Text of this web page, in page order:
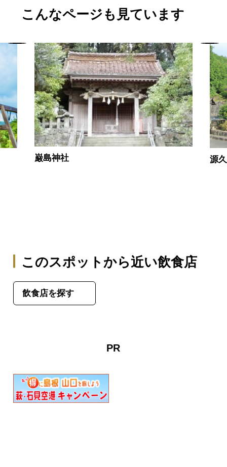
こんなページも見ています
巌島神社 源
このスポットから近い飲食店
飲食店を探す
PR